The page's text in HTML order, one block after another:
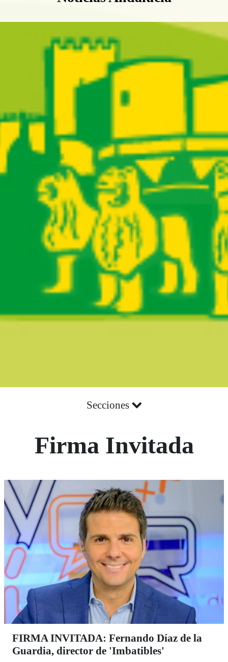
Secciones
Firma Invitada
FIRMA INVITADA: Fernando Díaz de la
Guardia, director de 'Imbatibles'